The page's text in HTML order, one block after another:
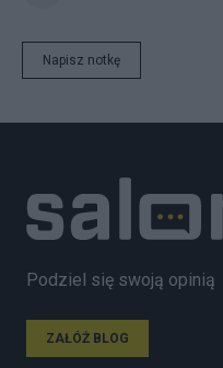
Napisz notkę
Podziel się swoją opinią
ZAŁÓŻ BLOG